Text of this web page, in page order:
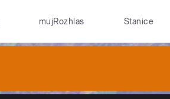
mujRozhlas Stanice